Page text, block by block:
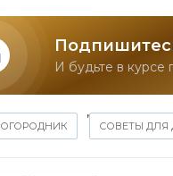
И будьте в курсе
ОГОРОДНИК
,
СОВЕТЫ ДЛЯ